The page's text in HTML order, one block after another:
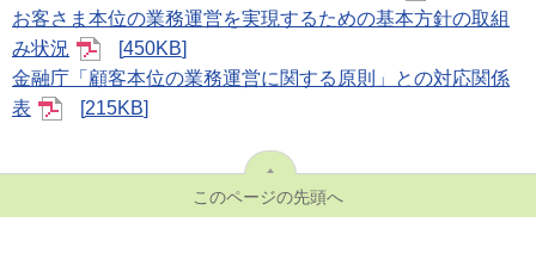
お客さま本位の業務運営を実現するための基本方針の取組
み状況
450KB
金融庁「顧客本位の業務運営に関する原則」との対応関係
表
215KB
このページの先頭へ